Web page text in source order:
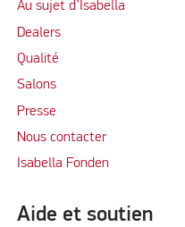
Au sujet d’Isabella
Dealers
Qualité
Salons
Presse
Nous contacter
Isabella Fonden
Aide et soutien